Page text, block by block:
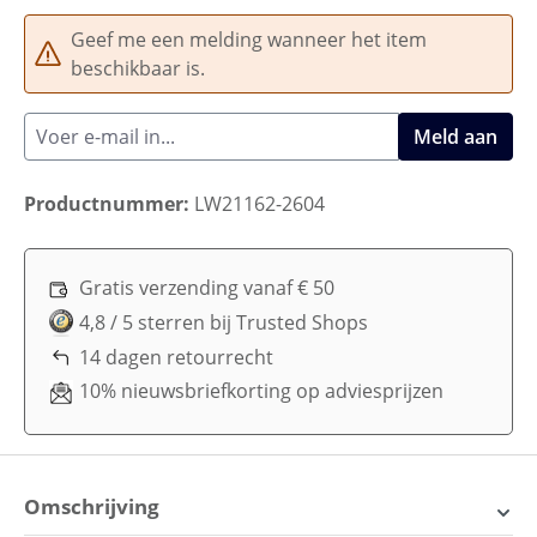
Geef me een melding wanneer het item
beschikbaar is.
Meld aan
Productnummer: LW21162-2604
Gratis verzending vanaf € 50
4,8 / 5 sterren bij Trusted Shops
14 dagen retourrecht
10% nieuwsbriefkorting op adviesprijzen
Omschrijving